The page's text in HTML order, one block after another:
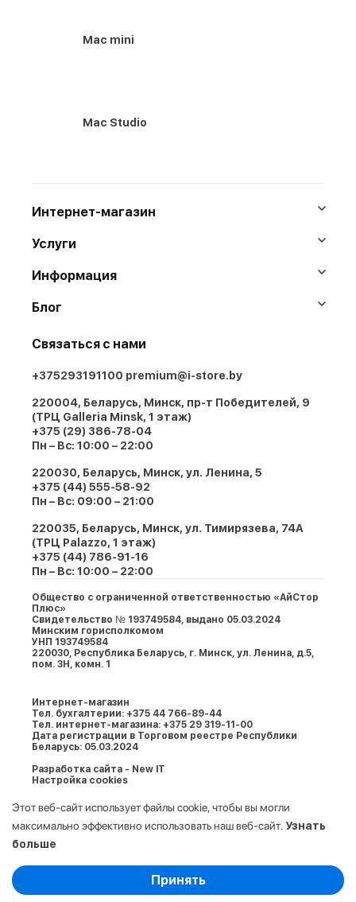
Mac mini
Mac Studio
Интернет-магазин
Услуги
Информация
Блог
Связаться с нами
+375293191100 premium@i-store.by
220004, Беларусь, Минск, пр-т Победителей, 9
(ТРЦ Galleria Minsk, 1 этаж)
+375 (29) 386-78-04
Пн – Вс: 10:00 – 22:00
220030, Беларусь, Минск, ул. Ленина, 5
+375 (44) 555-58-92
Пн – Вс: 09:00 – 21:00
220035, Беларусь, Минск, ул. Тимирязева, 74A
(ТРЦ Palazzo, 1 этаж)
+375 (44) 786-91-16
Пн – Вс: 10:00 – 22:00
Общество с ограниченной ответственностью «АйСтор
Плюс»
Свидетельство № 193749584, выдано 05.03.2024
Минским горисполкомом
УНП 193749584
220030, Республика Беларусь, г. Минcк, ул. Ленина, д.5,
пом. 3Н, комн. 1
Интернет-магазин
Тел. бухгалтерии: +375 44 766-89-44
Тел. интернет-магазина: +375 29 319-11-00
Дата регистрации в Торговом реестре Республики
Беларусь: 05.03.2024
Разработка сайта - New IT
Настройка cookies
Этот веб-сайт использует файлы cookie, чтобы вы могли
максимально эффективно использовать наш веб-сайт. Узнать
больше
Выберите настройки cookie
Принять